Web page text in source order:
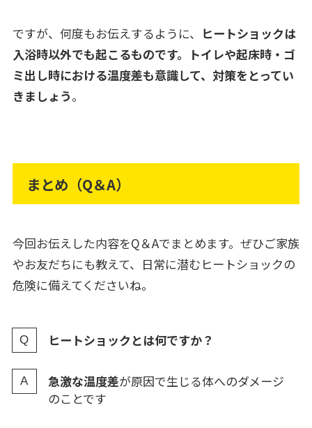
ですが、何度もお伝えするように、 ヒートショックは
入浴時以外でも起こるものです。トイレや起床時・ゴ
ミ出し時における温度差も意識して、対策をとってい
きましょう。
まとめ（Q＆A）
今回お伝えした内容をQ＆Aでまとめます。ぜひご家族
やお友だちにも教えて、日常に潜むヒートショックの
危険に備えてくださいね。
ヒートショックとは何ですか？
急激な温度差が原因で生じる体へのダメージ
のことです